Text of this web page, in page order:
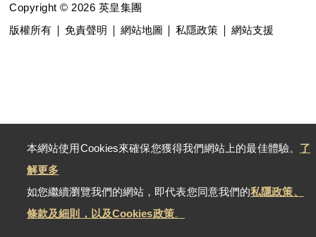
本網站使用Cookies來確保您獲得我們網站上的最佳體驗。 了
解更多
如您繼續瀏覽我們的網站，即代表您同意我們的私隱政策、
條款及細則，以及Cookies政策。
Copyright © 2026 英皇集團
版權所有
免責聲明 網站地圖 私隱政策 網站支援